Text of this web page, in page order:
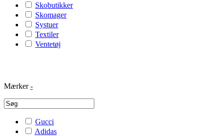
Skobutikker
Skomager
Systuer
Textiler
Ventetøj
Mærker -
Gucci
Adidas